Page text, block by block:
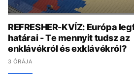
REFRESHER-KVÍZ: Európa
határai - Te mennyit tudsz az
enklávékról és exklávékról?
3 ÓRÁJA